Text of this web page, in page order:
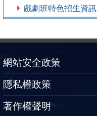
戲劇班特色招生資訊
網站安全政策
隱私權政策
著作權聲明